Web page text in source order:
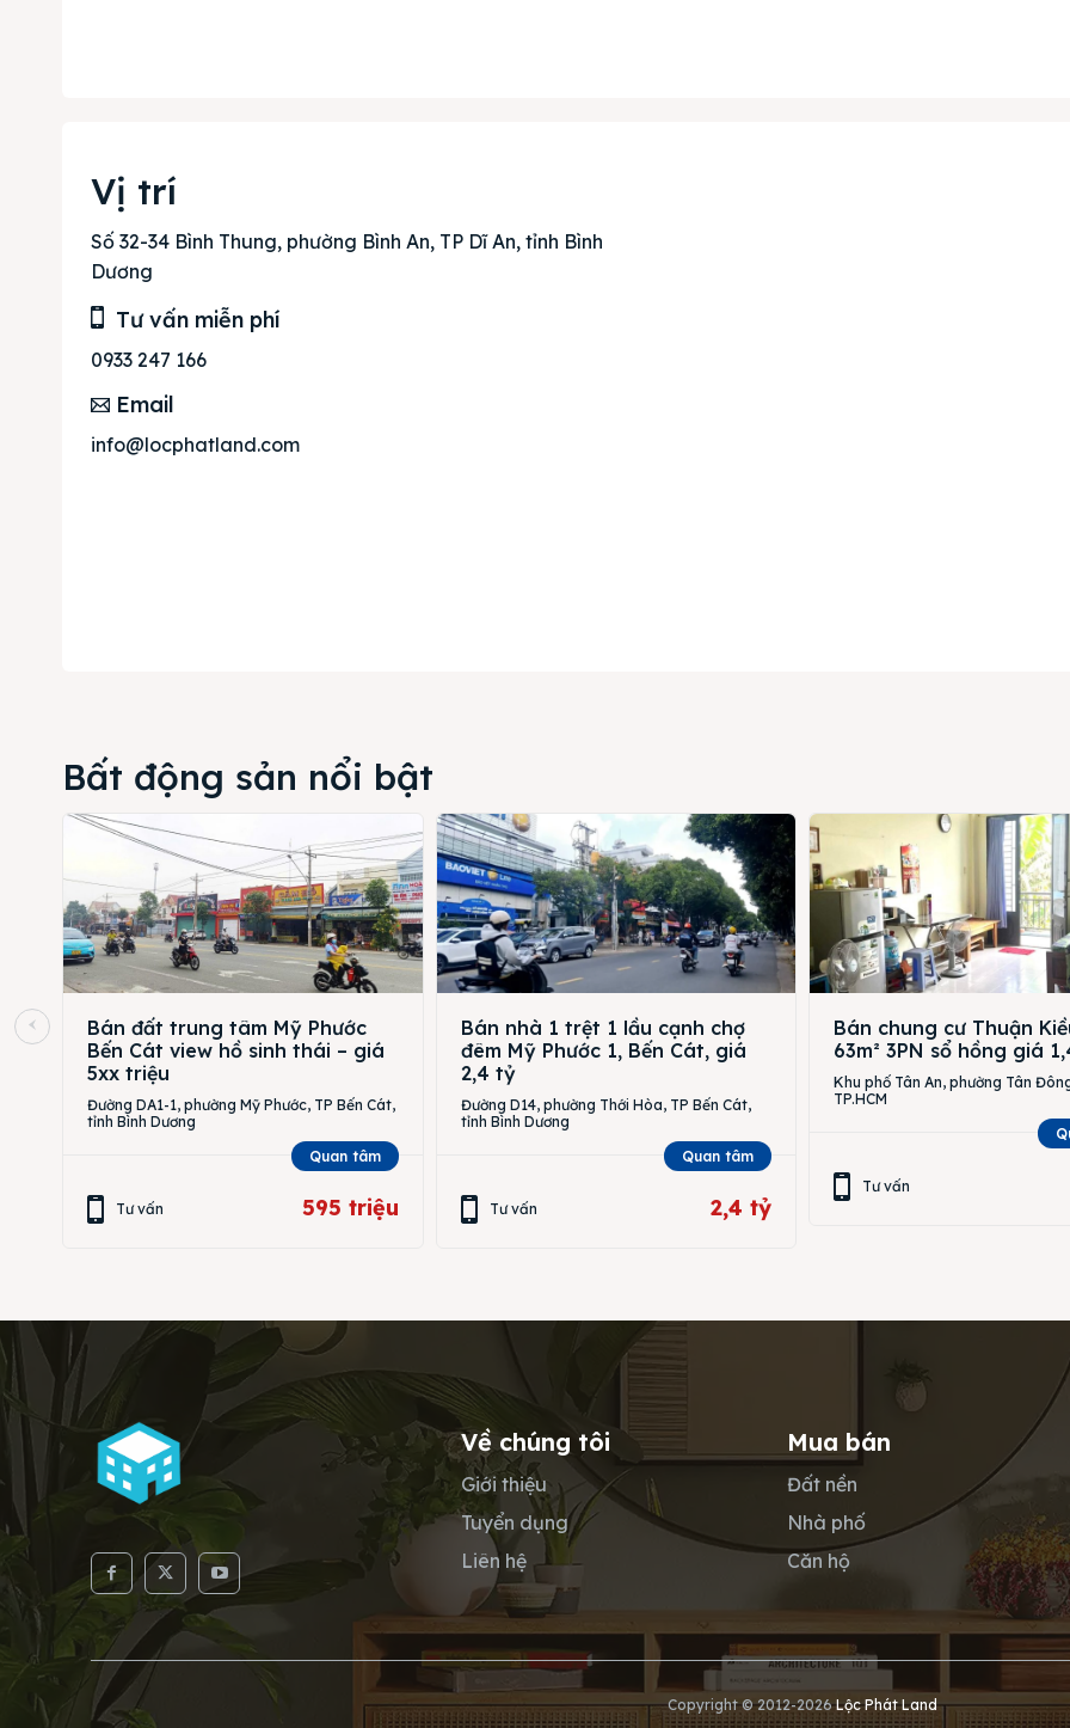
Vị trí
Số 32-34 Bình Thung, phường Bình An, TP Dĩ An, tỉnh Bình
Dương
Tư vấn miễn phí
0933 247 166
Email
info@locphatland.com
Bất động sản nổi bật
Bán đất trung tâm Mỹ Phước
Bến Cát view hồ sinh thái – giá
5xx triệu
Đường DA1-1, phường Mỹ Phước, TP Bến Cát,
tỉnh Bình Dương
Quan tâm
Tư vấn 595 triệu
Bán nhà 1 trệt 1 lầu cạnh chợ
đêm Mỹ Phước 1, Bến Cát, giá
2,4 tỷ
Đường D14, phường Thới Hòa, TP Bến Cát,
tỉnh Bình Dương
Quan tâm
Tư vấn 2,4 tỷ
Bán chung cư Thuận
63m² 3PN sổ hồng giá
Khu phố Tân An, phường Tân
TP.HCM
Tư vấn
Về chúng tôi
Giới thiệu
Tuyển dụng
Liên hệ
Mua bán
Đất nền
Nhà phố
Căn hộ
Copyright © 2012-2026Lộc Phát Land